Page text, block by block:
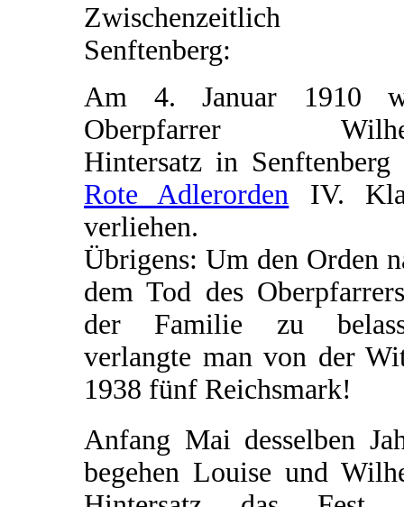
Zwischenzeitlich
Senftenberg:
Am 4. Januar 1910
Oberpfarrer
Hintersatz in Senftenberg
Rote Adlerorden IV.
verliehen.
Übrigens: Um den Orden
dem Tod des
der Familie zu
verlangte man von der
1938 fünf Reichsmark!
Anfang Mai desselben
begehen Louise und